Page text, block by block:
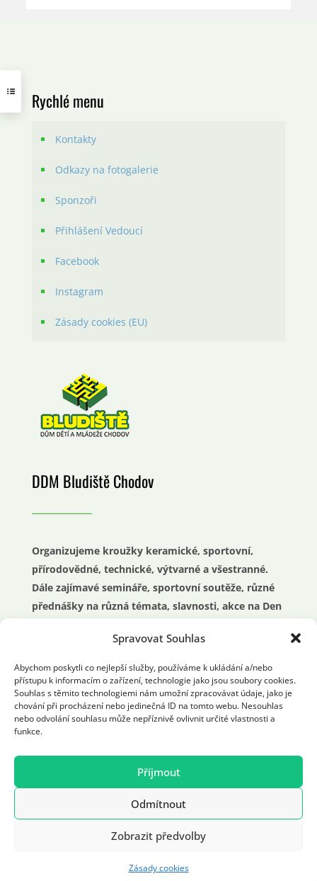
Spravovat Souhlas
Abychom poskytli co nejlepší služby, používáme k ukládání a/nebo
přístupu k informacím o zařízení, technologie jako jsou soubory cookies.
Souhlas s těmito technologiemi nám umožní zpracovávat údaje, jako je
chování při procházení nebo jedinečná ID na tomto webu. Nesouhlas
nebo odvolání souhlasu může nepříznivě ovlivnit určité vlastnosti a
funkce.
Příjmout
Odmítnout
Zobrazit předvolby
Zásady cookies
Rychlé menu
Kontakty
Odkazy na fotogalerie
Sponzoři
Přihlášení Vedoucí
Facebook
Instagram
Zásady cookies (EU)
DDM Bludiště Chodov
Organizujeme kroužky keramické, sportovní,
přírodovědné, technické, výtvarné a všestranné.
Dále zajímavé semináře, sportovní soutěže, různé
přednášky na různá témata, slavnosti, akce na Den
O prázdninách příměstské a pobytové tábory a
mnoho dalších činností pro celou rodinu a mládež.
Realizace: 2021 © ddmchodov.cz. All Rights
Reserved | Vyrobil:Designrepublic.cz